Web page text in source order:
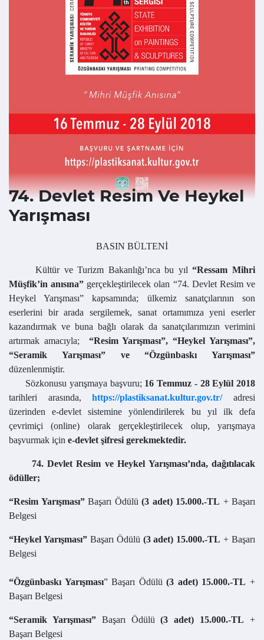
74. Devlet Resim Ve Heykel
Yarışması
BASIN BÜLTENİ
Kültür ve Turizm Bakanlığı’nca bu yıl“Ressam Mihri
Müşfik’in anısına” gerçekleştirilecek olan “74. Devlet Resim ve
Heykel Yarışması” kapsamında; ülkemiz sanatçılarının son
eserlerini bir arada sergilemek, sanat ortamımıza yeni eserler
kazandırmak ve buna bağlı olarak da sanatçılarımızın verimini
artırmak amacıyla; “Resim Yarışması”, “Heykel Yarışması”,
“Seramik Yarışması” ve “Özgünbaskı Yarışması”
düzenlenmiştir.
Sözkonusu yarışmaya başvuru; 16 Temmuz - 28 Eylül 2018
tarihleri arasında,https://plastiksanat.kultur.gov.tr/adresi
üzerinden e-devlet sistemine yönlendirilerek bu yıl ilk defa
çevrimiçi (online) olarak gerçekleştirilecek olup, yarışmaya
başvurmak için e-devlet şifresi gerekmektedir.
74. Devlet Resim ve Heykel Yarışması’nda, dağıtılacak
ödüller;
“Resim Yarışması”Başarı Ödülü (3 adet) 15.000.-TL + Başarı
Belgesi
“Heykel Yarışması” Başarı Ödülü (3 adet) 15.000.-TL + Başarı
Belgesi
“Özgünbaskı Yarışması” Başarı Ödülü(3 adet) 15.000.-TL +
Başarı Belgesi
“Seramik Yarışması”Başarı Ödülü(3 adet) 15.000.-TL +
Başarı Belgesi